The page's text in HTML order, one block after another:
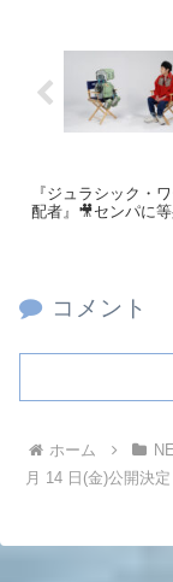
『ジュラシック・
配者』🎥センパに
コメント
ホーム
月 14 日(金)公開決